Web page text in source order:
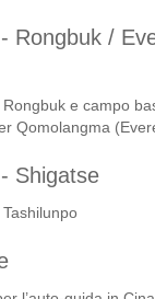
Rongbuk /
e campo
Qomolangma
Shigatse